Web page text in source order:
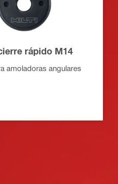
rápido M14
amoladoras angulares